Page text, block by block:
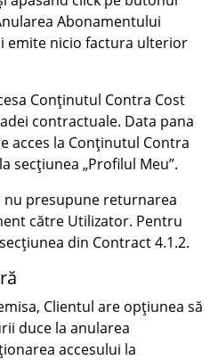
Abonamentului
emite nicio factura ulterior
Conținutul Contra Cost
contractuale. Data pana
acces la Conținutul Contra
secțiunea „Profilul Meu”.
presupune returnarea
către Utilizator. Pentru
din Contract 4.1.2.
Clientul are opțiunea să
duce la anularea
accesului la